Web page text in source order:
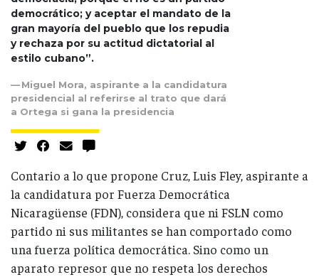
democrático; y aceptar el mandato de la
gran mayoría del pueblo que los repudia
y rechaza por su actitud dictatorial al
estilo cubano”.
Miguel Mora, aspirante a la candidatura
presidencial al referirse al trato que dará
a Ortega si gana la presidencia
Contario a lo que propone Cruz, Luis Fley, aspirante a
la candidatura por Fuerza Democrática
Nicaragüense (FDN), considera que ni FSLN como
partido ni sus militantes se han comportado como
una fuerza política democrática. Sino como un
aparato represor que no respeta los derechos